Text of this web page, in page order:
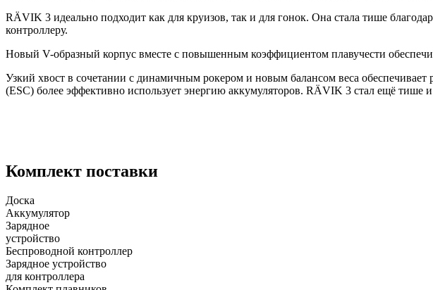
RÄVIK 3 идеально подходит как для круизов, так и для гонок. Она стала тише
контроллеру.
Новый V-образный корпус вместе с повышенным коэффициентом плавучести
Узкий хвост в сочетании с динамичным рокером и новым балансом веса
(ESC) более эффективно использует энергию аккумуляторов. RÄVIK 3 стал ещё тише
Комплект поставки
Доска
Аккумулятор
Зарядное
устройство
Беспроводной контроллер
Зарядное устройство
для контроллера